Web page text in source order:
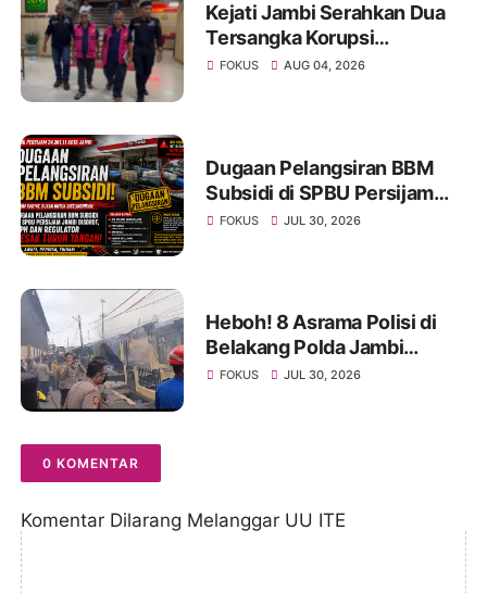
Kejati Jambi Serahkan Dua
Tersangka Korupsi
Pengadaan Tanah Akses
FOKUS AUG 04, 2026
Dugaan Pelangsiran BBM
Subsidi di SPBU Persijam
Jambi Disorot, APH dan
FOKUS JUL 30, 2026
Heboh! 8 Asrama Polisi di
Belakang Polda Jambi
Hangus Terbakar, Api
FOKUS JUL 30, 2026
0 KOMENTAR
Komentar Dilarang Melanggar UU ITE